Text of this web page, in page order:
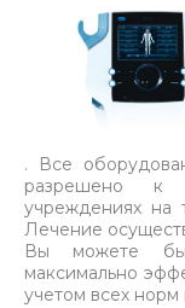
. Все
разрешено к
учреждениях на
Лечение
Вы можете
максимально
учетом всех норм